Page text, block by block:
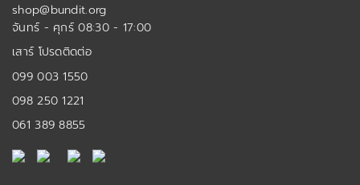
shop@bundit.org
จันทร์ - ศุกร์ 08:30 - 17:00
เสาร์ โปรดติดต่อ
099 003 1550
098 250 1221
061 389 8855